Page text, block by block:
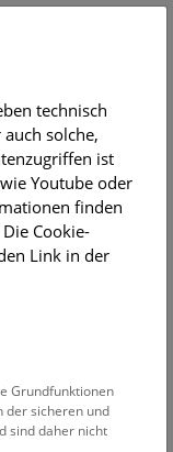
EN
und
technisch
solche,
ist
Youtube oder
finden
Cookie-
Link in der
Grundfunktionen
der sicheren und
sind daher nicht